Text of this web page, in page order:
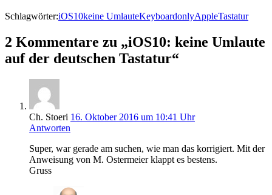
Schlagwörter:iOS10keine UmlauteKeyboardonlyAppleTastatur
2 Kommentare zu „iOS10: keine Umlaute
auf der deutschen Tastatur“
Ch. Stoeri 16. Oktober 2016 um 10:41 Uhr
Antworten
Super, war gerade am suchen, wie man das korrigiert. Mit der
Anweisung von M. Ostermeier klappt es bestens.
Gruss